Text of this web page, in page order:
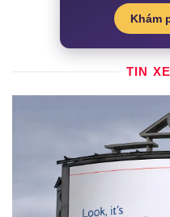
Khám
TIN